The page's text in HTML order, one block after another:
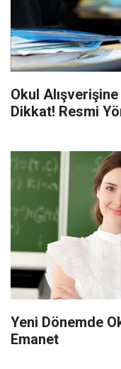
Okul
Dikkat! Resmi
Yeni Dönemde
Emanet